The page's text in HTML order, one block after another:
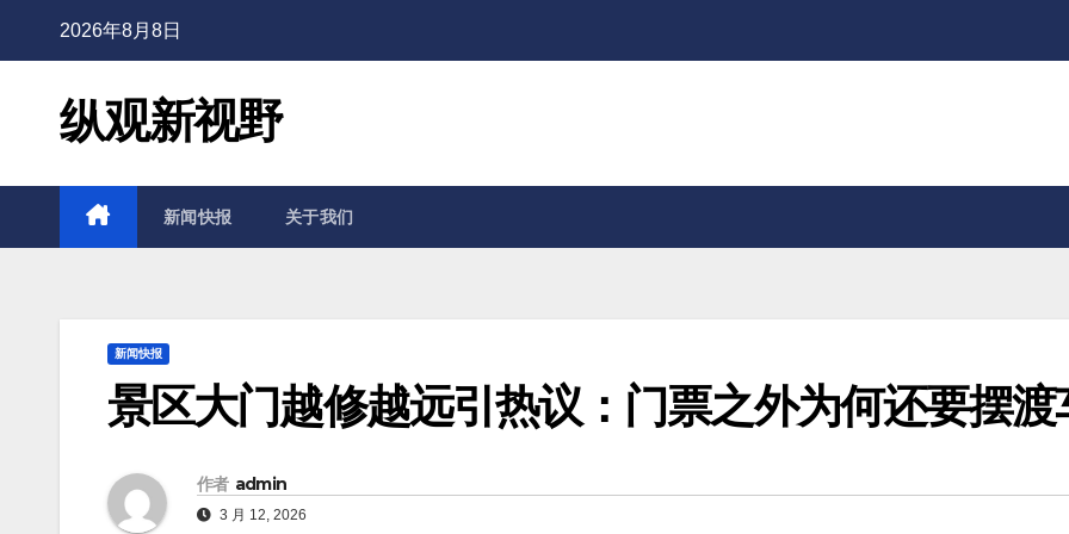
2026年8月8日
纵观新视野
新闻快报 关于我们
新闻快报
景区大门越修越远引热议：门票之外为何还要摆渡
作者 admin
3 月 12, 2026